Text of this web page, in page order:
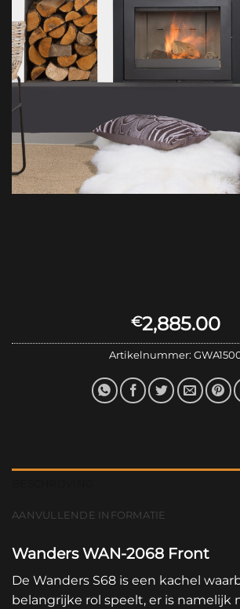
€2,885.00
Artikelnummer:
AANVULLENDE INFORMATIE
Wanders WAN-2068 Front
De Wanders S68 is een kachel
belangrijke rol speelt, er is namelijk